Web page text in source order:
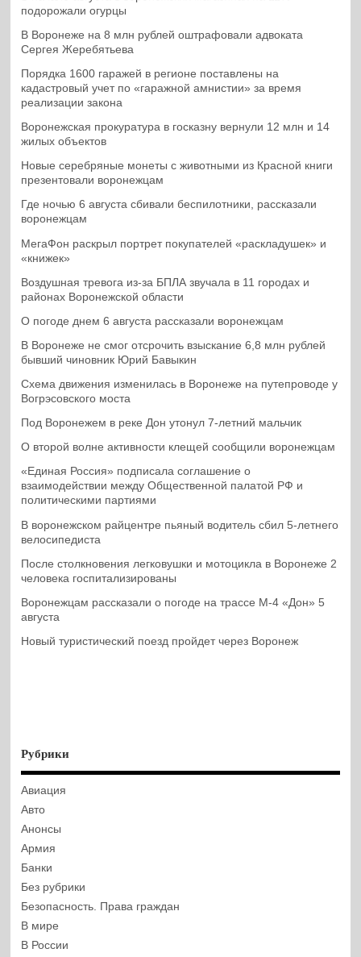
подорожали огурцы
В Воронеже на 8 млн рублей оштрафовали адвоката
Сергея Жеребятьева
Порядка 1600 гаражей в регионе поставлены на
кадастровый учет по «гаражной амнистии» за время
реализации закона
Воронежская прокуратура в госказну вернули 12 млн и 14
жилых объектов
Новые серебряные монеты с животными из Красной книги
презентовали воронежцам
Где ночью 6 августа сбивали беспилотники, рассказали
воронежцам
МегаФон раскрыл портрет покупателей «раскладушек» и
«книжек»
Воздушная тревога из-за БПЛА звучала в 11 городах и
районах Воронежской области
О погоде днем 6 августа рассказали воронежцам
В Воронеже не смог отсрочить взыскание 6,8 млн рублей
бывший чиновник Юрий Бавыкин
Схема движения изменилась в Воронеже на путепроводе у
Вогрэсовского моста
Под Воронежем в реке Дон утонул 7-летний мальчик
О второй волне активности клещей сообщили воронежцам
«Единая Россия» подписала соглашение о
взаимодействии между Общественной палатой РФ и
политическими партиями
В воронежском райцентре пьяный водитель сбил 5-летнего
велосипедиста
После столкновения легковушки и мотоцикла в Воронеже 2
человека госпитализированы
Воронежцам рассказали о погоде на трассе М-4 «Дон» 5
августа
Новый туристический поезд пройдет через Воронеж
Рубрики
Авиация
Авто
Анонсы
Армия
Банки
Без рубрики
Безопасность. Права граждан
В мире
В России